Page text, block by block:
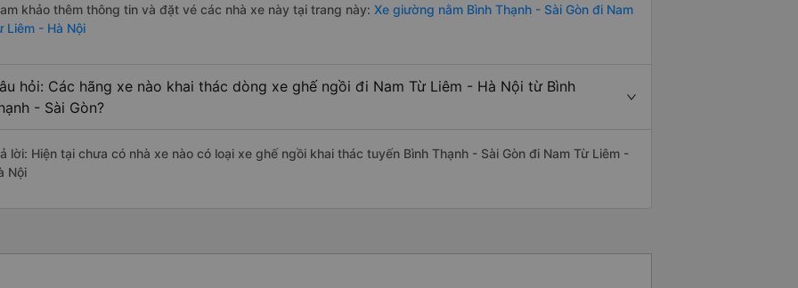
khảo thêm thông tin và đặt vé các nhà xe này tại trang này: Xe giường nằm Bình Thạnh - Sài Gòn đi Nam
Liêm - Hà Nội
hỏi: Các hãng xe nào khai thác dòng xe ghế ngồi đi Nam Từ Liêm - Hà Nội từ Bình
- Sài Gòn?
lời: Hiện tại chưa có nhà xe nào có loại xe ghế ngồi khai thác tuyến Bình Thạnh - Sài Gòn đi Nam Từ Liêm -
Nội